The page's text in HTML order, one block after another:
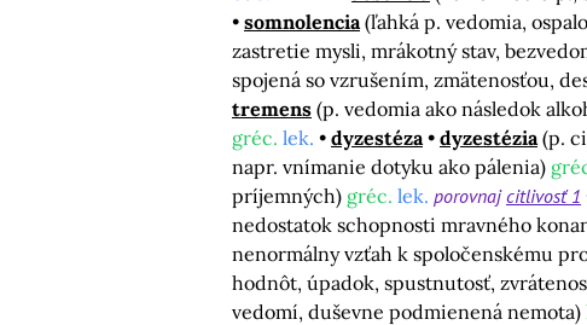
somnolencia (ľahká p. vedomia,
zastretie mysli, mrákotný stav,
spojená so vzrušením, zmätenosťou,
tremens (p. vedomia ako následok
gréc. lek. dyzestéza dyzestézia (p.
napr. vnímanie dotyku ako pálenia)
príjemných) gréc. lek. porovnajcitlivosť 1
nedostatok schopnosti mravného
nenormálny vzťah k spoločenskému
hodnôt, úpadok, spustnutosť,
vedomí, duševne podmienená nemota)